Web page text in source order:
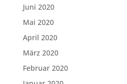
Juni 2020
Mai 2020
April 2020
März 2020
Februar 2020